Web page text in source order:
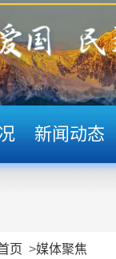
新闻动态
页 >媒体聚焦